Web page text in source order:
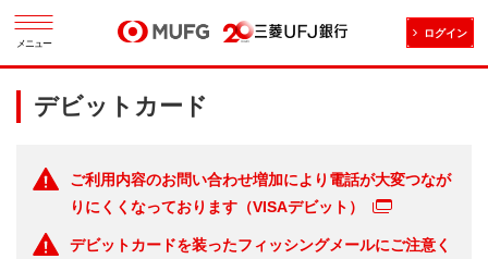
メニュー
ログイン
デビットカード
ご利用内容のお問い合わせ増加により電話が大変つなが
りにくくなっております（VISAデビット）
デビットカードを装ったフィッシングメールにご注意く